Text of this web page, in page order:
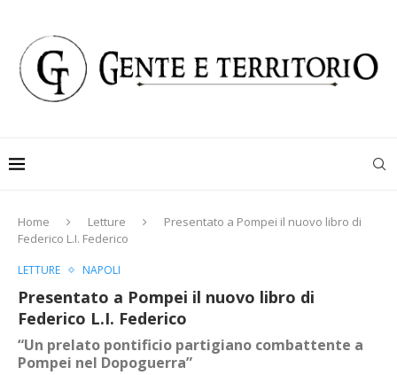
Home Letture
Presentato a Pompei il nuovo libro di
Federico L.I. Federico
LETTURE NAPOLI
Presentato a Pompei il nuovo libro di
Federico L.I. Federico
“Un prelato pontificio partigiano combattente a
Pompei nel Dopoguerra”